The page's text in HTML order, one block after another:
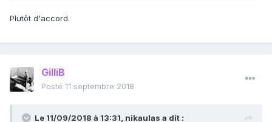
productives dans l'attente d'un confort encore supérieur (le
Plutôt d'accord.
GilliB
Posté 11 septembre 2018
Le 11/09/2018 à 13:31, nikaulas a dit :